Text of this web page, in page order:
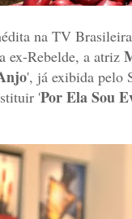
na TV
ex-Rebelde, a atriz
', já exibida pelo
'Por Ela Sou